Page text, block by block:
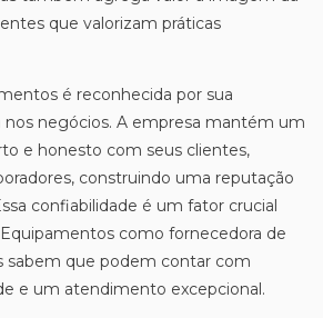
que valorizam práticas
é reconhecida por sua
nos negócios. A empresa mantém um
e honesto com seus clientes,
construindo uma reputação
confiabilidade é um fator crucial
como fornecedora de
sabem que podem contar com
e um atendimento excepcional.